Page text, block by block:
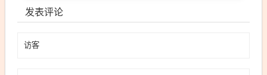
发表评论